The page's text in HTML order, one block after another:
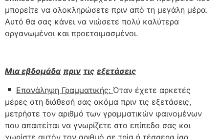
μπορείτε να ολοκληρώσετε πριν από τη μεγάλη μέρα.
Αυτό θα σας κάνει να νιώσετε πολύ καλύτερα
οργανωμένοι και προετοιμασμένοι.
Μια εβδομάδα πριν τις εξετάσεις
Επανάληψη Γραμματικής:Όταν έχετε αρκετές
μέρες στη διάθεσή σας ακόμα πριν τις εξετάσεις,
μετρήστε τον αριθμό των γραμματικών φαινομένων
που απαιτείται να γνωρίζετε στο επίπεδο σας και
χωρίστε αυτόν τον αριθμό σε τρία ή τέσσερα ίσα